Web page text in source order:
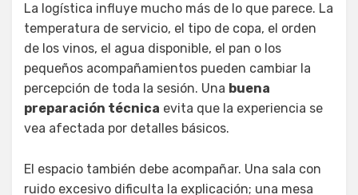
La logística influye mucho más de lo que parece. La
temperatura de servicio, el tipo de copa, el orden
de los vinos, el agua disponible, el pan o los
pequeños acompañamientos pueden cambiar la
percepción de toda la sesión. Una buena
preparación técnica evita que la experiencia se
vea afectada por detalles básicos.
El espacio también debe acompañar. Una sala con
ruido excesivo dificulta la explicación; una mesa